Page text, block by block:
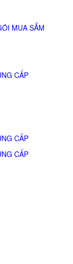
MUA SẮM
CẤP
CẤP
CẤP